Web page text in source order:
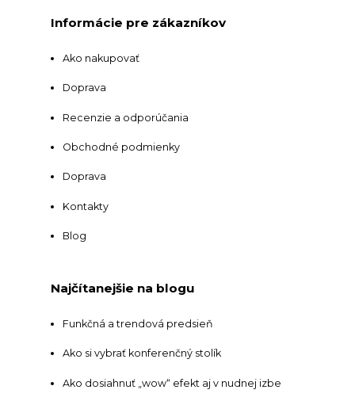
Informácie pre zákazníkov
Ako nakupovať
Doprava
Recenzie a odporúčania
Obchodné podmienky
Doprava
Kontakty
Blog
Najčítanejšie na blogu
Funkčná a trendová predsieň
Ako si vybrať konferenčný stolík
Ako dosiahnuť „wow“ efekt aj v nudnej izbe